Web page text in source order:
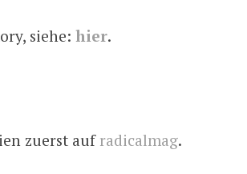
siehe: hier.
zuerst auf radicalmag.